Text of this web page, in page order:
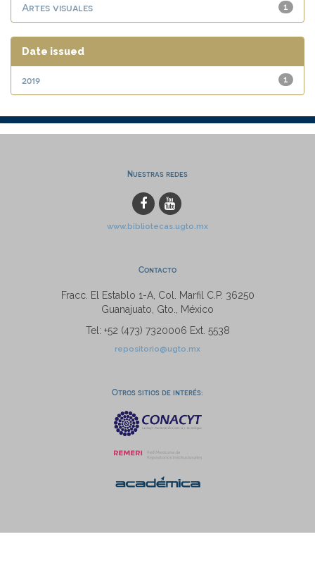
1
Artes visuales
Date issued
1
2019
Nuestras redes
www.bibliotecas.ugto.mx
Contacto
Fracc. El Establo 1-A, Col. Marfil C.P. 36250
Guanajuato, Gto., México
Tel: +52 (473) 7320006 Ext. 5538
repositorio@ugto.mx
Otros sitios de interés: